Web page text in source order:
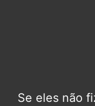
Se eles não